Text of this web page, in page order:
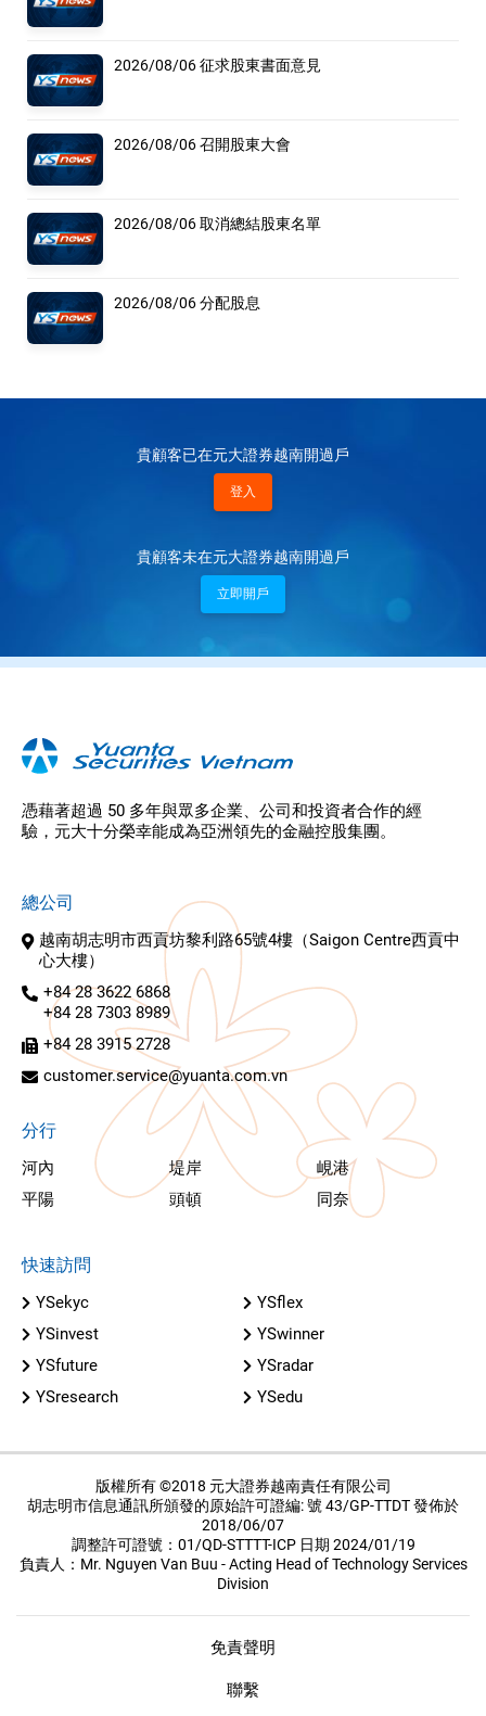
2026/08/06 征求股東書面意見
2026/08/06 召開股東大會
2026/08/06 取消總結股東名單
2026/08/06 分配股息
貴顧客已在元大證券越南開過戶
登入
貴顧客未在元大證券越南開過戶
立即開戶
憑藉著超過 50 多年與眾多企業、公司和投資者合作的經
驗，元大十分榮幸能成為亞洲領先的金融控股集團。
總公司
越南胡志明市西貢坊黎利路65號4樓（Saigon Centre西貢中
心大樓）
+84 28 3622 6868
+84 28 7303 8989
+84 28 3915 2728
customer.service@yuanta.com.vn
分行
河內 堤岸
峴港
平陽
頭頓 同奈
快速訪問
YSekyc
YSflex
YSinvest
YSwinner
YSfuture
YSradar
YSresearch
YSedu
版權所有 ©2018 元大證券越南責任有限公司
胡志明市信息通訊所頒發的原始許可證編: 號 43/GP-TTDT 發佈於
2018/06/07
調整許可證號：01/QD-STTTT-ICP 日期 2024/01/19
負責人：Mr. Nguyen Van Buu - Acting Head of Technology Services
Division
免責聲明
聯繫